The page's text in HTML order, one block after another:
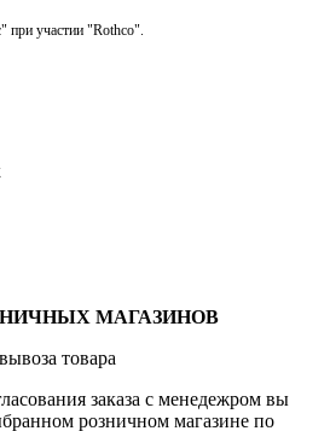
при участии "Rothco".
МАГАЗИНОВ
товара
заказа с менедежром вы
розничном магазине по